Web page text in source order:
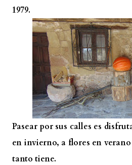
1979.
Pasear por sus calles es
en invierno, a flores en
tanto tiene.